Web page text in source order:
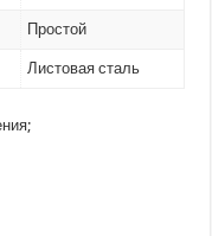
Простой
Листовая сталь